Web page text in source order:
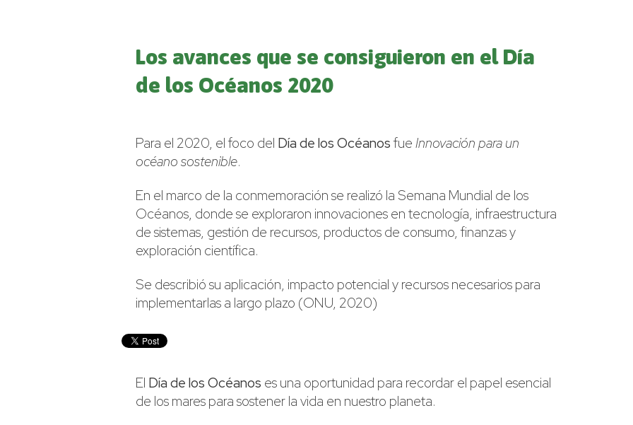
Los avances que se consiguieron en el Día
de los Océanos 2020
Para el 2020, el foco del Día de los Océanosfue Innovación para un
océano sostenible.
En el marco de la conmemoración se realizó la Semana Mundial de los
Océanos, donde se exploraron innovaciones en tecnología, infraestructura
de sistemas, gestión de recursos, productos de consumo, finanzas y
exploración científica.
Se describió su aplicación, impacto potencial y recursos necesarios para
implementarlas a largo plazo (ONU, 2020)
El Día de los Océanos es una oportunidad para recordar el papel esencial
de los mares para sostener la vida en nuestro planeta.